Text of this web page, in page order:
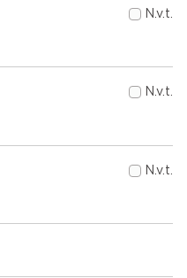
N.v.t.
N.v.t.
N.v.t.